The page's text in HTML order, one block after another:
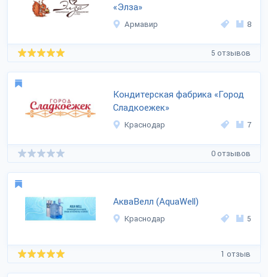
«Элза»
Армавир 8
5 отзывов
Кондитерская фабрика «Город
Сладкоежек»
Краснодар 7
0 отзывов
АкваВелл (AquaWell)
Краснодар 5
1 отзыв